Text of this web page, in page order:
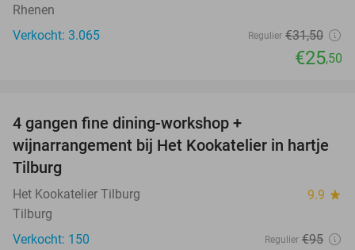
Rhenen
Verkocht: 3.065
Regulier €31,50
€25,50
4 gangen fine dining-workshop +
wijnarrangement bij Het Kookatelier in hartje
Tilburg
Het Kookatelier Tilburg 9.9 star
Tilburg
Verkocht: 150
Regulier €95